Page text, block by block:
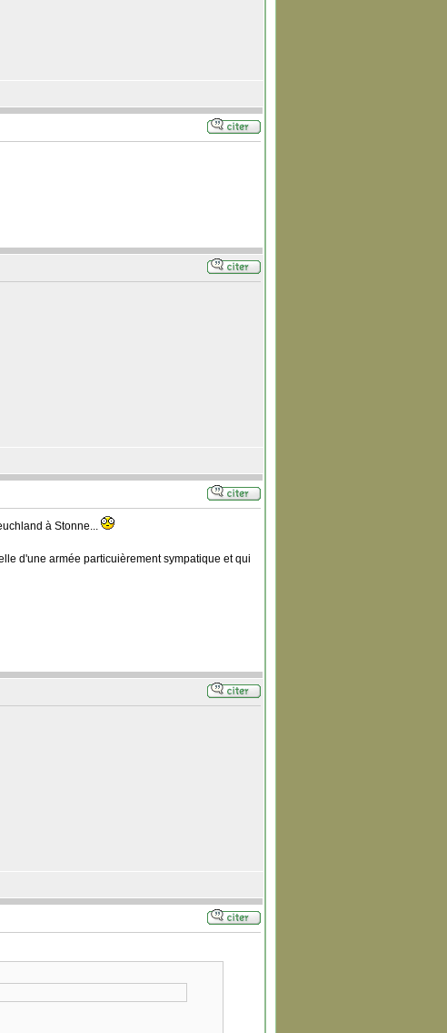
à Stonne...
d'une armée particuièrement sympatique et qui